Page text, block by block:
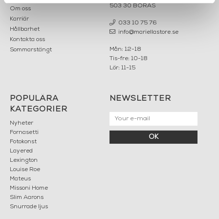
Om oss
Karriär
Hållbarhet
Kontakta oss
Sommarstängt
503 30 BORÅS
033 10 75 76
info@mariellastore.se
Mån: 12-18
Tis-fre: 10-18
Lör: 11-15
POPULÄRA
KATEGORIER
Nyheter
Fornasetti
Fotokonst
Layered
Lexington
Louise Roe
Mateus
Missoni Home
Slim Aarons
Snurrade ljus
NEWSLETTER
OK